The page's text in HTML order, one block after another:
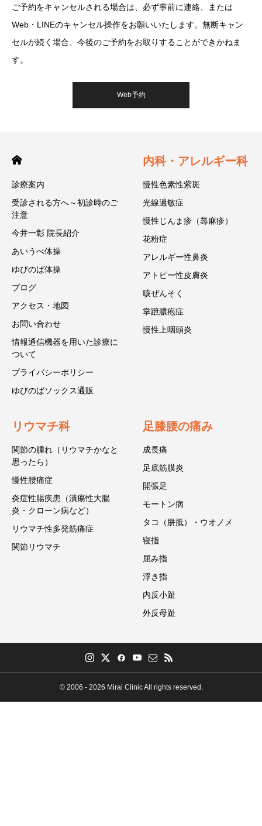
ご予約をキャンセルされる場合は、必ず事前に連絡、または
Web・LINEのキャンセル操作をお願いいたします。無断キャン
セルが続く場合、今後のご予約をお取りすることができかねま
す。
Web予約
診療案内
受診される方へ～初診時のご
注意
今井一彰 院長紹介
あいうべ体操
ゆびのば体操
ブログ
アクセス・地図
お問い合わせ
情報通信機器を用いた診療に
ついて
プライバシーポリシー
ゆびのばソックス通販
内科・アレルギー科
慢性色素性紫斑
光線過敏症
慢性じんま疹（蕁麻疹）
花粉症
アレルギー性鼻炎
アトピー性皮膚炎
咳ぜんそく
掌蹠膿疱症
慢性上咽頭炎
リウマチ科
関節の腫れ（リウマチかなと
思ったら）
慢性腰痛症
炎症性腸疾患（潰瘍性大腸
炎・クローン病など）
リウマチ性多発筋痛症
関節リウマチ
足膝腰の痛み
成長痛
足底筋膜炎
開張足
モートン病
タコ（胼胝）・ウオノメ
寝指
屈み指
浮き指
内反小趾
外反母趾
© 2006 - 2026 Mirai Clinic All rights reserved.